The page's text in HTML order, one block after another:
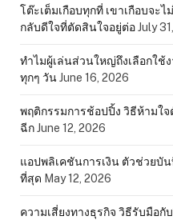
โต๊ะเต็มเกือบทุกที่ เขาเกือบจะ
กลับดีใจที่ตัดสินใจอยู่ต่อJuly
ทำไมผู้เล่นส่วนใหญ่ถึงเลือกใช้
ทุกๆ วันJune 16, 2026
พฤติกรรมการช้อปปิ้ง วิธีห้ามใจ
ฉีกJune 12, 2026
แอปพลิเคชันการเงิน ตัวช่วยบั
ที่สุด May 12, 2026
ความเสี่ยงทางธุรกิจ วิธีรับมือกั